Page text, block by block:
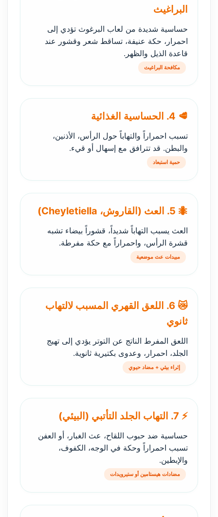
البراغيث
حساسية شديدة من لعاب البرغوث تؤدي إلى
احمرار، حكة عنيفة، تساقط شعر وقشور عند
قاعدة الذيل والظهر.
مكافحة البراغيث
🥩 4. الحساسية الغذائية
تسبب احمراراً والتهاباً حول الرأس، الأذنين،
والبطن. قد تترافق مع إسهال أو قيء.
حمية استبعاد
🐜 5. العث (القاروش، Cheyletiella)
العث يسبب التهاباً شديداً، قشوراً بيضاء تشبه
قشرة الرأس، واحمراراً مع حكة مفرطة.
مبيدات عث موضعية
😿 6. اللعق القهري المسبب لالتهاب
ثانوي
اللعق المفرط الناتج عن التوتر يؤدي إلى تهيج
الجلد، احمرار، وعدوى بكتيرية ثانوية.
إثراء بيئي + مضاد حيوي
⚡ 7. التهاب الجلد التأتبي (البيئي)
حساسية ضد حبوب اللقاح، عث الغبار، أو العفن
تسبب احمراراً وحكة في الوجه، الكفوف،
والإبطين.
مضادات هيستامين أو ستيرويدات